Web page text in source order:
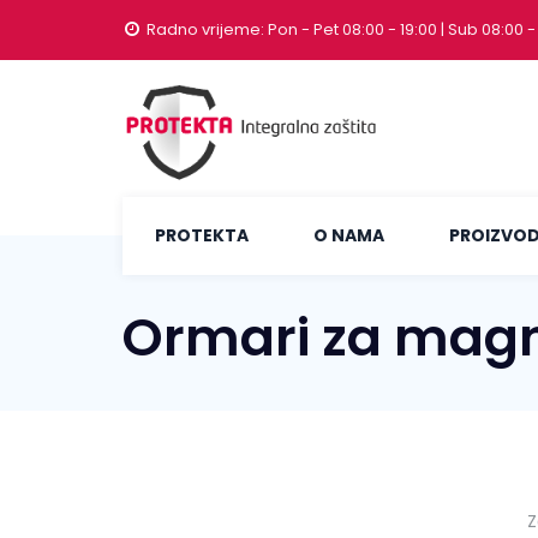
Radno vrijeme: Pon - Pet 08:00 - 19:00 | Sub 08:00 -
PROTEKTA O NAMA
Ormari za